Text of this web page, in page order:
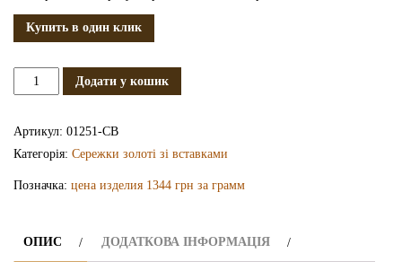
Купить в один клик
Сережки
кількість
Додати у кошик
Артикул: 01251-СВ
Категорія: Сережки золоті зі вставками
Позначка: цена изделия 1344 грн за грамм
ОПИС ДОДАТКОВА ІНФОРМАЦІЯ